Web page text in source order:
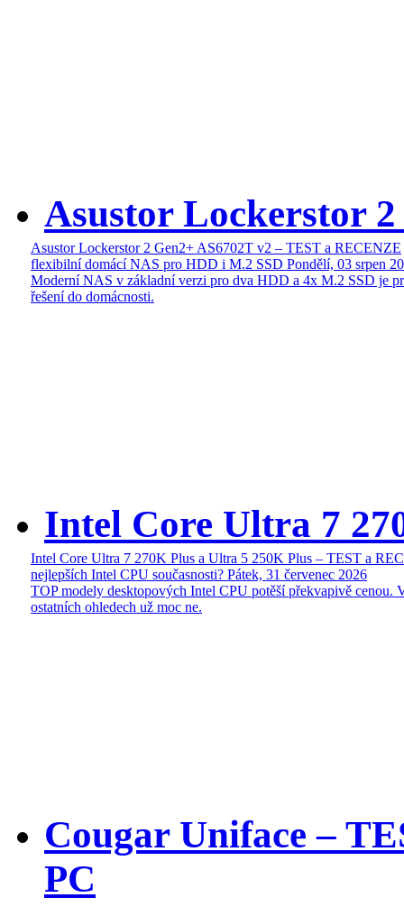
Asustor Lockerstor
Asustor Lockerstor 2 Gen2+ AS6702T v2 – TEST a RECENZE
flexibilní domácí NAS pro HDD i M.2 SSD Pondělí, 03 srpen
Moderní NAS v základní verzi pro dva HDD a 4x M.2 SSD je
řešení do domácnosti.
Intel Core Ultra 7
Intel Core Ultra 7 270K Plus a Ultra 5 250K Plus – TEST a
nejlepších Intel CPU současnosti? Pátek, 31 červenec 2026
TOP modely desktopových Intel CPU potěší překvapivě cenou.
ostatních ohledech už moc ne.
Cougar Uniface –
PC